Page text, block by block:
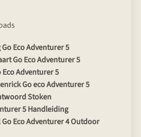
Eco Adventurer 5
Go Eco Adventurer 5
Adventurer 5
Go eco Adventurer 5
Stoken
5 Handleiding
Eco Adventurer 4 Outdoor